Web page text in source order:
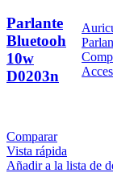
Parlante
Bluetooh
10w
D0203n
Comparar
Vista rápida
Añadir a la lista de